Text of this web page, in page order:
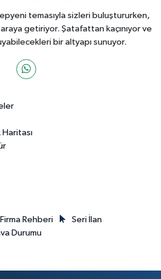
temasıyla sizleri buluştururken,
getiriyor. Şatafattan kaçınıyor ve
bir altyapı sunuyor.
Firma Rehberi
Seri İlan
Durumu